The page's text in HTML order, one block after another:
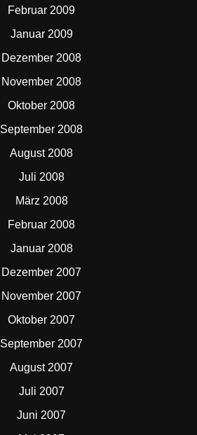
Februar 2009
Januar 2009
Dezember 2008
November 2008
Oktober 2008
September 2008
August 2008
Juli 2008
März 2008
Februar 2008
Januar 2008
Dezember 2007
November 2007
Oktober 2007
September 2007
August 2007
Juli 2007
Juni 2007